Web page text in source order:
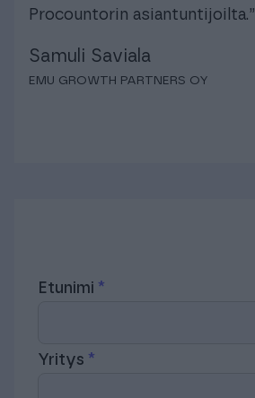
Procountorin asiantuntijoilta.”
Samuli Saviala
EMU GROWTH PARTNERS OY
Etunimi
Yritys